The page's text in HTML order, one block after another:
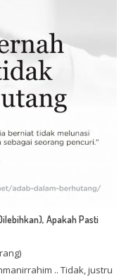
Apakah Pasti
.. Tidak, justru